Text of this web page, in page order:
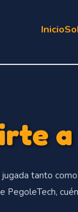
Inicio
tanto
PegoleTech,